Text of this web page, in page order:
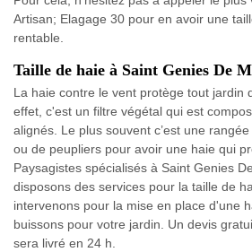
Artisan; Elagage 30 pour en avoir une
rentable.
Taille de haie à Saint Genies De
La haie contre le vent protège tout jardin
effet, c'est un filtre végétal qui est
alignés. Le plus souvent c’est une
ou de peupliers pour avoir une haie qui
Paysagistes spécialisés à Saint Genies
disposons des services pour la taille de
intervenons pour la mise en place d'une
buissons pour votre jardin. Un devis
sera livré en 24 h.